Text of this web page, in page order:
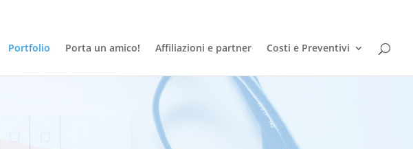
Portfolio Porta un amico! Affiliazioni e partner Costi e Preventivi